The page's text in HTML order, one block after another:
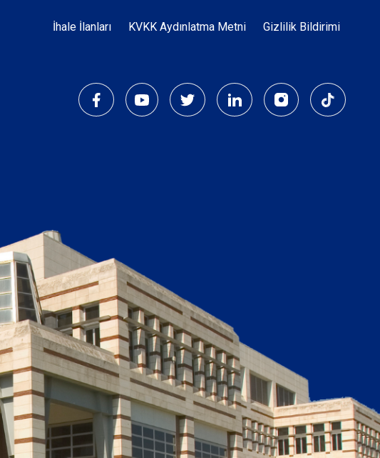
Dipnot
İhale İlanları KVKK Aydınlatma Metni Gizlilik Bildirimi